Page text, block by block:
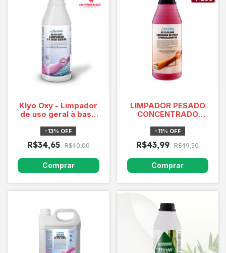
Klyo Oxy - Limpador
de uso geral à base
Litro - Renko
-13% OFF
R$34,65 R$40,00
LIMPADOR PESADO
CONCENTRADO
FLOOR 1L
-11% OFF
R$43,99 R$49,50